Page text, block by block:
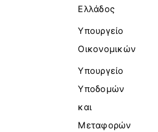
Ελλάδος
Υπουργείο
Οικονομικών
Υπουργείο
Υποδομών
και
Μεταφορών